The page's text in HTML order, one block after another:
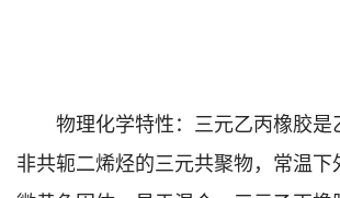
物理化学特性：三元乙丙橡胶是
非共轭二烯烃的三元共聚物，常温下